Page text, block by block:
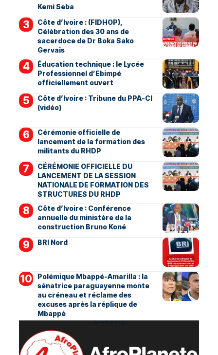
Kemi Seba
Côte d’Ivoire : (FIDHOP),
Célébration des 30 ans de
sacerdoce de Dr Boka Sako
Gervais
Éducation technique : le Lycée
Professionnel d’Ebimpé
officiellement ouvert
Côte d’Ivoire : Tribune du PPA-CI
(vidéo)
Cérémonie officielle de
lancement de la formation des
militants du RHDP
CÉRÉMONIE OFFICIELLE DU
LANCEMENT DE LA SESSION
NATIONALE DE FORMATION DES
STRUCTURES DU RHDP
Côte d’Ivoire : Conférence
annuelle du ministère de la
construction Bruno Koné
BRI Nord
Polémique Mbappé-Amarilla : la
sénatrice paraguayenne monte
au créneau et réclame des
excuses après la réplique de
Mbappé
- Advertisement -